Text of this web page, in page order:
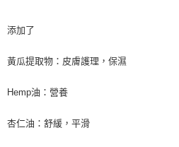
7-11取貨付款
每筆NT$80，滿NT$999(含以上)免運費
宅配
添加了
黃瓜提取物：皮膚護理，保濕
Hemp油：營養
杏仁油：舒緩，平滑